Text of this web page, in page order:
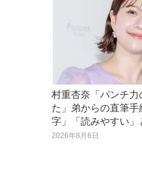
村重杏奈「パンチ力
た」弟からの直筆
字」「読みやすい」
2026年8月6日